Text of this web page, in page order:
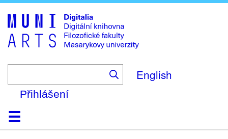
to
main
content
English
Přihlášení
DomůKolekce
Prohlížení
Vyhledávání
O platformě
Nápověda
KontaktDigitalia